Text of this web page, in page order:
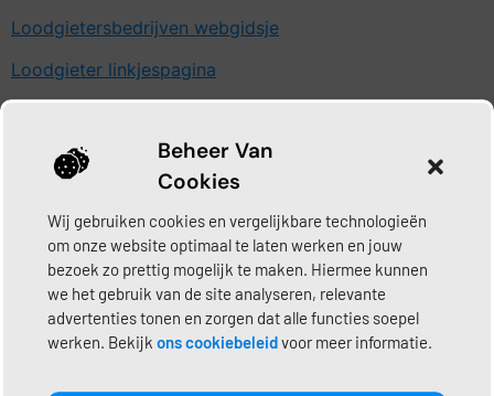
Beheer Van
Cookies
Wij gebruiken cookies en vergelijkbare technologieën
om onze website optimaal te laten werken en jouw
bezoek zo prettig mogelijk te maken. Hiermee kunnen
we het gebruik van de site analyseren, relevante
advertenties tonen en zorgen dat alle functies soepel
werken. Bekijk ons cookiebeleidvoor meer informatie.
Loodgietersbedrijven webgidsje
Loodgieter linkjespagina
Loodgietersbedrijf vinddirect
Loodgieter eigenoverzicht
Loodgieters linkgoed
Loodgieter-info linkhotel
Loodgieters linkkwartier